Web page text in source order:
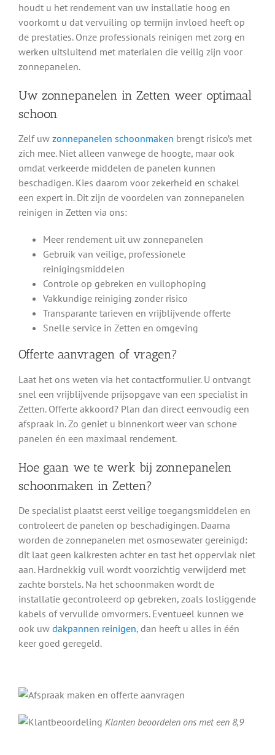
houdt u het rendement van uw installatie hoog en
voorkomt u dat vervuiling op termijn invloed heeft op
de prestaties. Onze professionals reinigen met zorg en
werken uitsluitend met materialen die veilig zijn voor
zonnepanelen.
Uw zonnepanelen in Zetten weer optimaal
schoon
Zelf uw zonnepanelen schoonmaken brengt risico’s met
zich mee. Niet alleen vanwege de hoogte, maar ook
omdat verkeerde middelen de panelen kunnen
beschadigen. Kies daarom voor zekerheid en schakel
een expert in. Dit zijn de voordelen van zonnepanelen
reinigen in Zetten via ons:
Meer rendement uit uw zonnepanelen
Gebruik van veilige, professionele
reinigingsmiddelen
Controle op gebreken en vuilophoping
Vakkundige reiniging zonder risico
Transparante tarieven en vrijblijvende offerte
Snelle service in Zetten en omgeving
Offerte aanvragen of vragen?
Laat het ons weten via het contactformulier. U ontvangt
snel een vrijblijvende prijsopgave van een specialist in
Zetten. Offerte akkoord? Plan dan direct eenvoudig een
afspraak in. Zo geniet u binnenkort weer van schone
panelen én een maximaal rendement.
Hoe gaan we te werk bij zonnepanelen
schoonmaken in Zetten?
De specialist plaatst eerst veilige toegangsmiddelen en
controleert de panelen op beschadigingen. Daarna
worden de zonnepanelen met osmosewater gereinigd:
dit laat geen kalkresten achter en tast het oppervlak niet
aan. Hardnekkig vuil wordt voorzichtig verwijderd met
zachte borstels. Na het schoonmaken wordt de
installatie gecontroleerd op gebreken, zoals losliggende
kabels of vervuilde omvormers. Eventueel kunnen we
ook uw dakpannen reinigen, dan heeft u alles in één
keer goed geregeld.
Klanten beoordelen ons met een 8,9